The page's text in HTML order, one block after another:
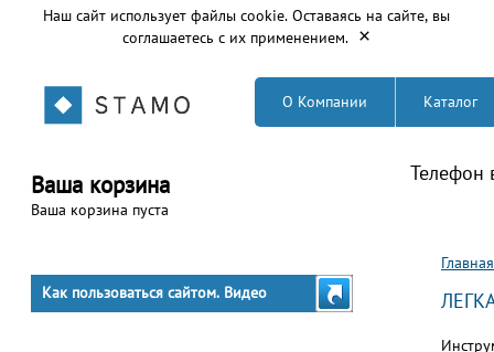
Наш сайт использует файлы cookie. Оставаясь на сайте, вы
соглашаетесь с их применением. ×
О Компании Каталог
Телефон
Ваша корзина
Ваша корзина пуста
Как пользоваться сайтом. Видео
Вы
Главная